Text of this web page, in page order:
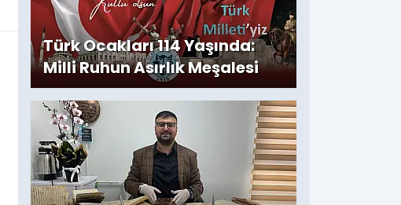
Türk Ocakları 114 Yaşında:
Milli Ruhun Asırlık Meşalesi